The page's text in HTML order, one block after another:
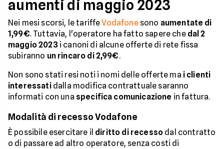
aumenti di maggio 2023
Nei mesi scorsi, le tariffeVodafonesono aumentate di
1,99€. Tuttavia, l'operatore ha fatto sapere che dal 2
maggio 2023i canoni di alcune offerte di rete fissa
subiranno un rincaro di 2,99€.
Non sono stati resi noti i nomi delle offerte ma i clienti
interessatidalla modifica contrattuale saranno
informati con una specifica comunicazione in fattura.
Modalità di recesso Vodafone
È possibile esercitare il diritto di recesso dal contratto
o di passare ad altro operatore, senza costi di